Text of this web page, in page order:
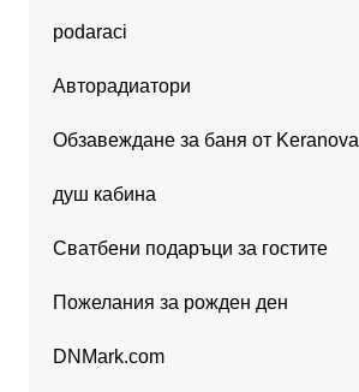
podaraci
Авторадиатори
Обзавеждане за баня от Keranova
душ кабина
Сватбени подаръци за гостите
Пожелания за рожден ден
DNMark.com